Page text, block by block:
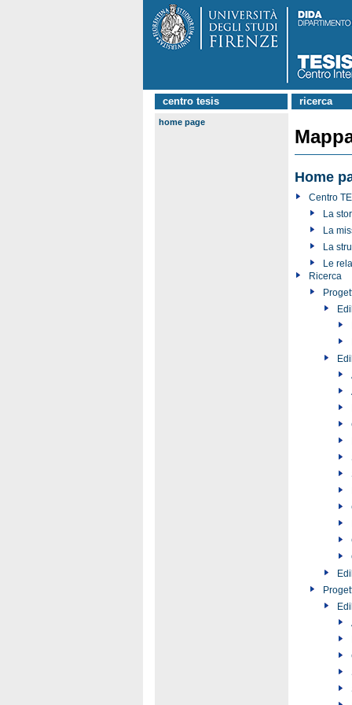
centro tesis ricerca
home page
Home
Centro
La
La
La
Le
Ricerca